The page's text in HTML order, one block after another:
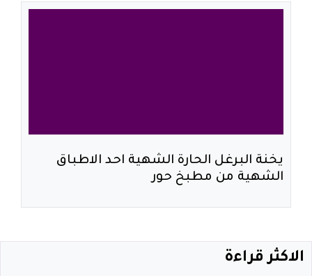
يخنة البرغل الحارة الشهية احد الاطباق
الشهية من مطبخ حور
الاكثر قراءة